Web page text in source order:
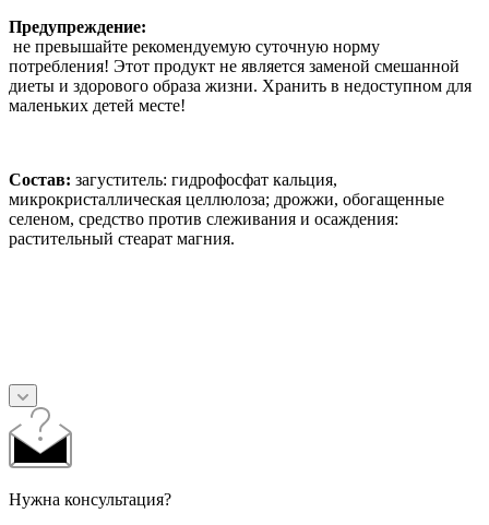
Предупреждение:
не превышайте рекомендуемую суточную норму
потребления! Этот продукт не является заменой смешанной
диеты и здорового образа жизни. Хранить в недоступном для
маленьких детей месте!
Состав: загуститель: гидрофосфат кальция,
микрокристаллическая целлюлоза; дрожжи, обогащенные
селеном, средство против слеживания и осаждения:
растительный стеарат магния.
Нужна консультация?